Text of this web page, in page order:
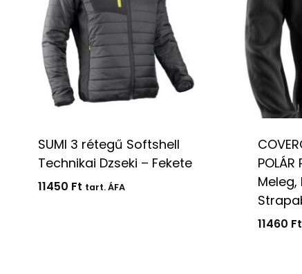
SUMI 3 rétegű Softshell
Technikai Dzseki – Fekete
11450 Ft tart. ÁFA
POLÁR
Meleg,
11460 Ft